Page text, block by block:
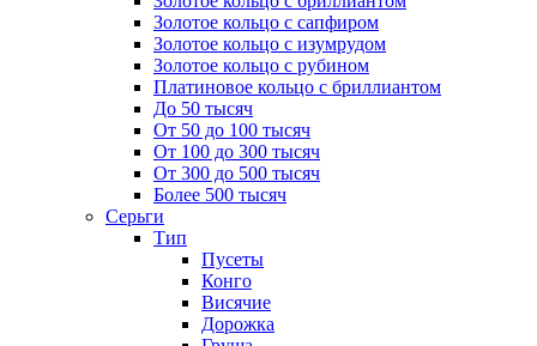
Золотое кольцо с сапфиром
Золотое кольцо с изумрудом
Золотое кольцо с рубином
Платиновое кольцо с бриллиантом
До 50 тысяч
От 50 до 100 тысяч
От 100 до 300 тысяч
От 300 до 500 тысяч
Более 500 тысяч
Серьги
Тип
Пусеты
Конго
Висячие
Дорожка